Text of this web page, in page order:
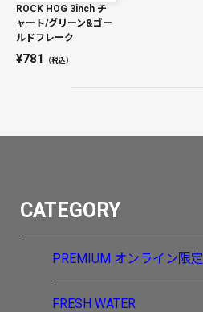
ROCK HOG 3inch チ
ャート/グリーン&ゴー
ルドフレーク
781 （税込）
CATEGORY
PREMIUM オンライン限定
FRESH WATER